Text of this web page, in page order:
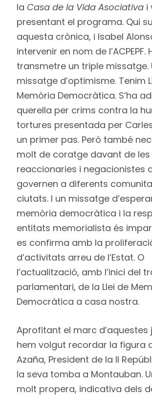
la Casa de la Vida Asociativai
presentant el programa. Qui
aquesta crònica, i Isabel
intervenir en nom de l’ACPEPF.
transmetre un triple missatge.
missatge d’optimisme. Tenim
Memòria Democràtica. S’ha
querella per crims contra la
tortures presentada per
un primer pas. Però també
molt de coratge davant de
reaccionaries i negacionistes
governen a diferents
ciutats. I un missatge
memòria democràtica i la
entitats memorialista és
es confirma amb la
d’activitats arreu de l’Estat. O
l’actualització, amb l’inici del
parlamentari, de la Llei de
Democràtica a casa nostra.
Aprofitant el marc d’aquestes
hem volgut recordar la figura
Azaña, President de la II
la seva tomba a Montauban.
molt propera, indicativa dels